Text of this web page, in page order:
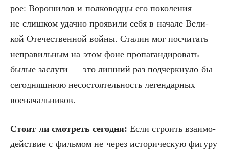
рое: Воро­ши­лов и пол­ко­вод­цы его поко­ле­ния
не слиш­ком удач­но про­яви­ли себя в нача­ле Вели­
кой Оте­че­ствен­ной вой­ны. Ста­лин мог посчи­тать
непра­виль­ным на этом фоне про­па­ган­ди­ро­вать
былые заслу­ги — это лиш­ний раз под­черк­ну­ло бы
сего­дняш­нюю несо­сто­я­тель­ность леген­дар­ных
военачальников.
Сто­ит ли смот­реть сего­дня: Если стро­ить вза­и­мо­
дей­ствие с филь­мом не через исто­ри­че­скую фигу­ру